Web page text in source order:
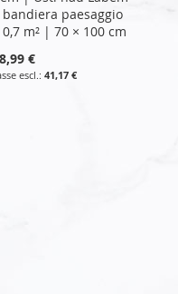
paesaggio
m² | 70 × 100 cm
€
41,17 €